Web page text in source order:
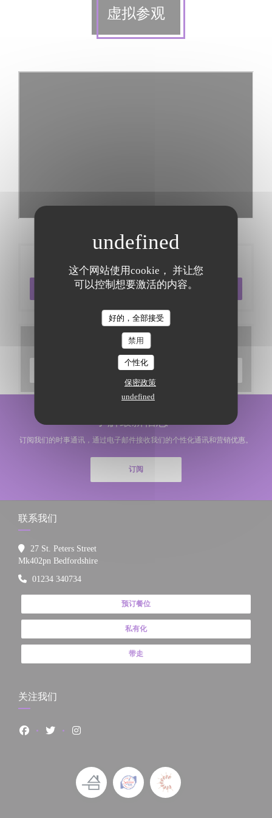
这个网站使用cookie， 并让您
可以控制想要激活的内容。
好的，全部接受
禁用
个性化
保密政策
undefined
虚拟参观
预订餐位
菜单
发现我们的菜单
订阅我们的时事通讯，通过电子邮件接收我们的个性化通讯和营销优惠。
订阅
联系我们
27 St. Peters Street
Mk402pn Bedfordshire((在新窗口中打开))
01234 340734
预订餐位
私有化
带走
关注我们
Facebook ((在新窗口中打开))
Twitter ((在新窗口中打开))
Instagram ((在新窗口中打开))